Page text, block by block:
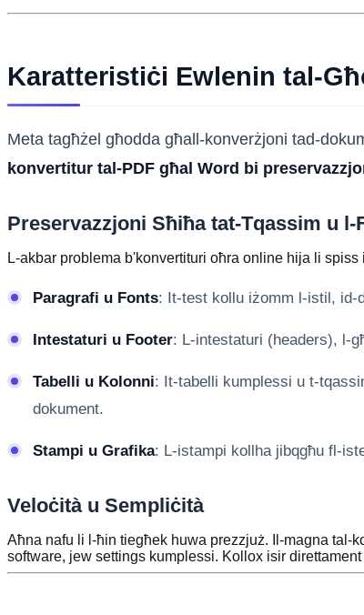
Karatteristiċi Ewlenin tal-
Meta tagħżel għodda għall-konverżjoni tad-
konvertitur tal-PDF għal Word bi
Preservazzjoni Sħiħa tat-Tqassim u l-
L-akbar problema b'konvertituri oħra online hija li
Paragrafi u Fonts: It-test kollu iżomm l-istil, id-
Intestaturi u Footer: L-intestaturi (headers), l-
Tabelli u Kolonni: It-tabelli kumplessi u t-
dokument.
Stampi u Grafika: L-istampi kollha jibqgħu fl-
Veloċità u Sempliċità
Aħna nafu li l-ħin tiegħek huwa prezzjuż. Il-magna tal-
software, jew settings kumplessi. Kollox isir